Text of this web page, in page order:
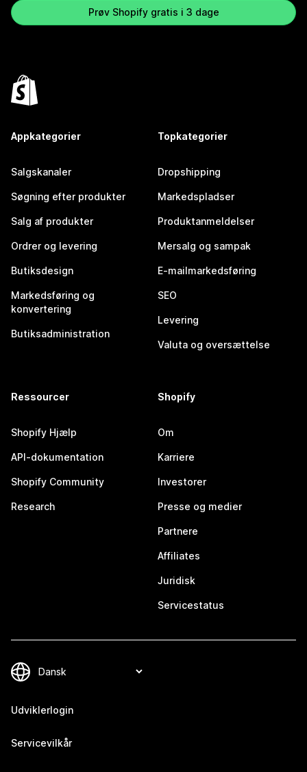
Prøv Shopify gratis i 3 dage
Appkategorier
Salgskanaler
Søgning efter produkter
Salg af produkter
Ordrer og levering
Butiksdesign
Markedsføring og
konvertering
Butiksadministration
Topkategorier
Dropshipping
Markedspladser
Produktanmeldelser
Mersalg og sampak
E-mailmarkedsføring
SEO
Levering
Valuta og oversættelse
Ressourcer
Shopify Hjælp
API-dokumentation
Shopify Community
Research
Shopify
Om
Karriere
Investorer
Presse og medier
Partnere
Affiliates
Juridisk
Servicestatus
Udviklerlogin
Servicevilkår